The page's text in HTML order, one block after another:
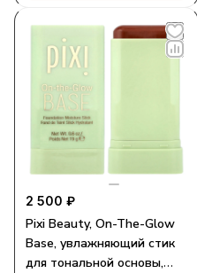
2 500 ₽
Pixi Beauty, On-The-Glow
Base, увлажняющий стик
для тональной основы,